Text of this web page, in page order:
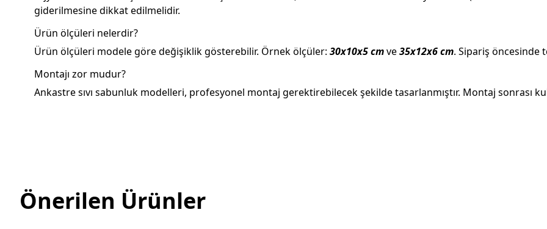
giderilmesine dikkat edilmelidir.
Ürün ölçüleri nelerdir?
Ürün ölçüleri modele göre değişiklik gösterebilir. Örnek ölçüler: 30x10x5 cmve35x12x6 cm. Sipariş öncesinde
Montajı zor mudur?
Ankastre sıvı sabunluk modelleri, profesyonel montaj gerektirebilecek şekilde tasarlanmıştır. Montaj sonrası
Önerilen Ürünler